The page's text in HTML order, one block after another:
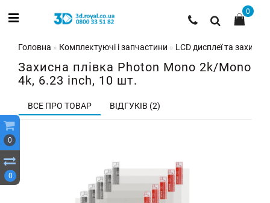
0
0
0
Головна Комплектуючі і запчастини LCD дисплеї та захисні
Захисна плівка Photon Mono 2k/Mono
4k, 6.23 inch, 10 шт.
ВСЕ ПРО ТОВАР ВІДГУКІВ (2)